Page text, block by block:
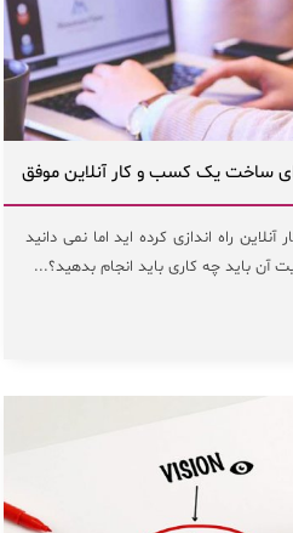
راه اندازی کرده اید اما نمی دانید
آن باید چه کاری باید انجام بدهید؟...